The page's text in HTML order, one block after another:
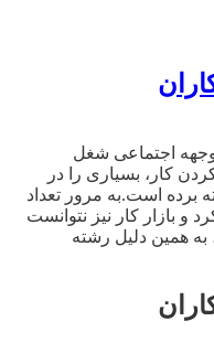
اجتماعی شغل
کار، بسیاری را در
برده است.به مرور تعداد
و بازار کار نیز نتوانست
به همین دلیل رشته